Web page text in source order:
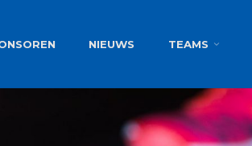
NIEUWS TEAMS